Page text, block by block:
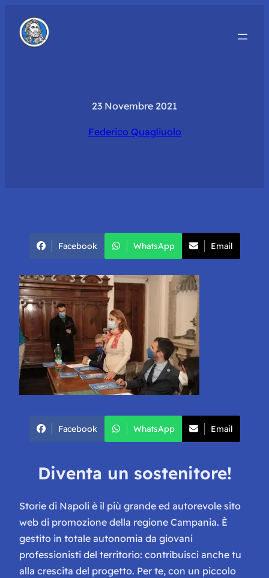
23 Novembre 2021
Federico Quagliuolo
Facebook WhatsApp Email
Facebook WhatsApp Email
Diventa un sostenitore!
Storie di Napoli è il più grande ed autorevole sito
web di promozione della regione Campania. È
gestito in totale autonomia da giovani
professionisti del territorio: contribuisci anche tu
alla crescita del progetto. Per te, con un piccolo